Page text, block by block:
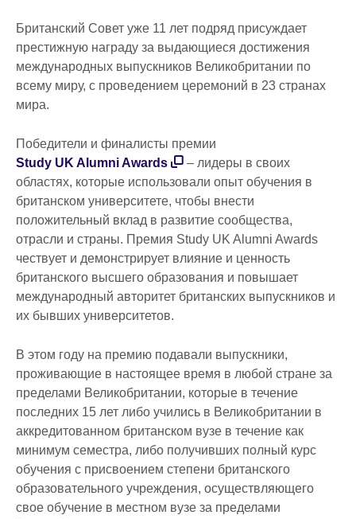
Британский Совет уже 11 лет подряд присуждает
престижную награду за выдающиеся достижения
международных выпускников Великобритании по
всему миру, с проведением церемоний в 23 странах
мира.
Победители и финалисты премии
Study UK Alumni Awards
– лидеры в своих
областях, которые использовали опыт обучения в
британском университете, чтобы внести
положительный вклад в развитие сообщества,
отрасли и страны. Премия Study UK Alumni Awards
чествует и демонстрирует влияние и ценность
британского высшего образования и повышает
международный авторитет британских выпускников и
их бывших университетов.
В этом году на премию подавали выпускники,
проживающие в настоящее время в любой стране за
пределами Великобритании, которые в течение
последних 15 лет либо учились в Великобритании в
аккредитованном британском вузе в течение как
минимум семестра, либо получивших полный курс
обучения с присвоением степени британского
образовательного учреждения, осуществляющего
свое обучение в местном вузе за пределами